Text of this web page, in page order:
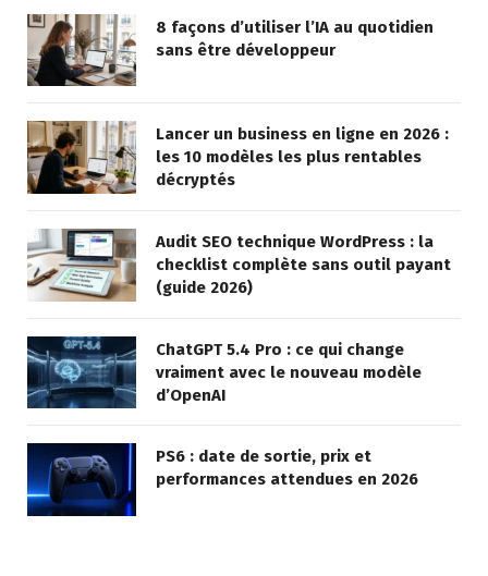
8 façons d’utiliser l’IA au quotidien
sans être développeur
Lancer un business en ligne en 2026 :
les 10 modèles les plus rentables
décryptés
Audit SEO technique WordPress : la
checklist complète sans outil payant
(guide 2026)
ChatGPT 5.4 Pro : ce qui change
vraiment avec le nouveau modèle
d’OpenAI
PS6 : date de sortie, prix et
performances attendues en 2026